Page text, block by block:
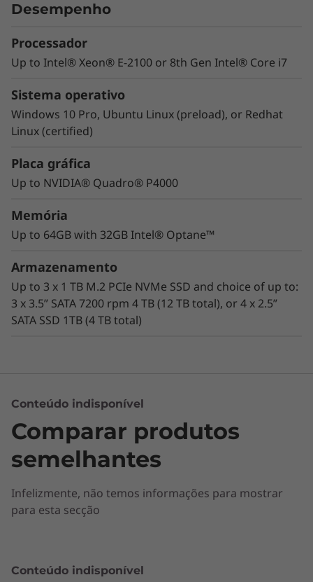
velocidade necessários para executar as
tarefas. A mais recente geração de CPUs Intel
Core™ vPro ou Xeon
e a memória Optane™
são combinadas com o suporte de
armazenamento M.2 direto na placa de
sistema para proporcionar uma reatividade e
velocidade ultrarrápidas. Além disso, esta
estação de trabalho foi concebida a pensar na
segurança ao contar com encriptação de
dados via TPM e uma porta para os
componentes internos que é fechada com
chave física.
Concebida a pensar na aceleração, a Torre
recente geração de processadores Intel
Desempenho
Processador
Up to Intel® Xeon® E-2100 or 8th Gen Intel® Core i7
Sistema operativo
Windows 10 Pro, Ubuntu Linux (preload), or Redhat
Linux (certified)
Placa gráfica
Up to NVIDIA® Quadro® P4000
Memória
Up to 64GB with 32GB Intel® Optane™
Armazenamento
Up to 3 x 1 TB M.2 PCIe NVMe SSD and choice of up to:
3 x 3.5” SATA 7200 rpm 4 TB (12 TB total), or 4 x 2.5”
SATA SSD 1TB (4 TB total)
Conteúdo indisponível
Comparar produtos
semelhantes
Infelizmente, não temos informações para mostrar
para esta secção
Conteúdo indisponível